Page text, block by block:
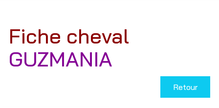
Fiche cheval
GUZMANIA
Retour